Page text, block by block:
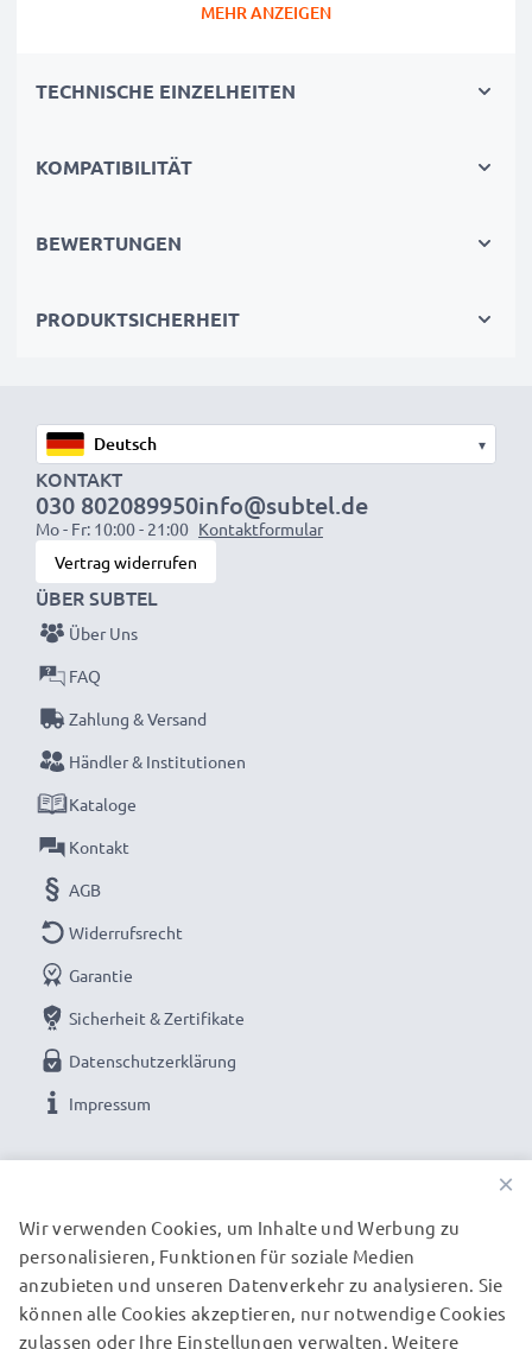
Input:12V / 24V
Ausgangsspannung / Output Volt:
Leistung / Power Watt:
★ 3 Jahre Garantie ★
Als internationaler Fachhändler seit 2004 wissen wir,
worauf es bei hochwertigen Produkten ankommt.
Darum gewähren wir Ihnen eine 36 monatige
Garantie!
MEHR ANZEIGEN
TECHNISCHE EINZELHEITEN
KOMPATIBILITÄT
BEWERTUNGEN
PRODUKTSICHERHEIT
▾
KONTAKT
030 802089950
Mo - Fr: 10:00 - 21:00
info@subtel.de
Kontaktformular
Vertrag widerrufen
ÜBER SUBTEL
Über Uns
FAQ
Zahlung & Versand
Händler & Institutionen
Kataloge
Kontakt
AGB
Widerrufsrecht
Garantie
Sicherheit & Zertifikate
Datenschutzerklärung
Impressum
UNSERE VERSANDPARTNER
×
Wir verwenden Cookies, um Inhalte und Werbung zu
personalisieren, Funktionen für soziale Medien
anzubieten und unseren Datenverkehr zu analysieren. Sie
können alle Cookies akzeptieren, nur notwendige Cookies
zulassen oder Ihre Einstellungen verwalten. Weitere